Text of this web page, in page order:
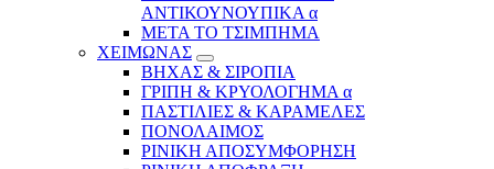
ΑΝΤΙΚΟΥΝΟΥΠΙΚΑ α
ΜΕΤΑ ΤΟ ΤΣΙΜΠΗΜΑ
ΧΕΙΜΩΝΑΣ
ΒΗΧΑΣ & ΣΙΡΟΠΙΑ
ΓΡΙΠΗ & ΚΡΥΟΛΟΓΗΜΑ α
ΠΑΣΤΙΛΙΕΣ & ΚΑΡΑΜΕΛΕΣ
ΠΟΝΟΛΑΙΜΟΣ
ΡΙΝΙΚΗ ΑΠΟΣΥΜΦΟΡΗΣΗ